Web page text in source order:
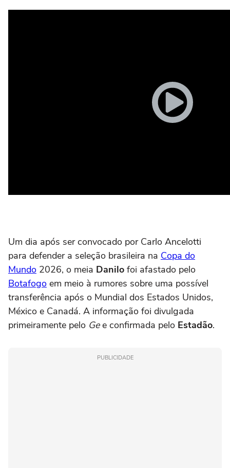
Um dia após ser convocado por Carlo Ancelotti
para defender a seleção brasileira na Copa do
Mundo 2026, o meia Danilo foi afastado pelo
Botafogo em meio à rumores sobre uma possível
transferência após o Mundial dos Estados Unidos,
México e Canadá. A informação foi divulgada
primeiramente pelo Gee confirmada pelo Estadão.
PUBLICIDADE